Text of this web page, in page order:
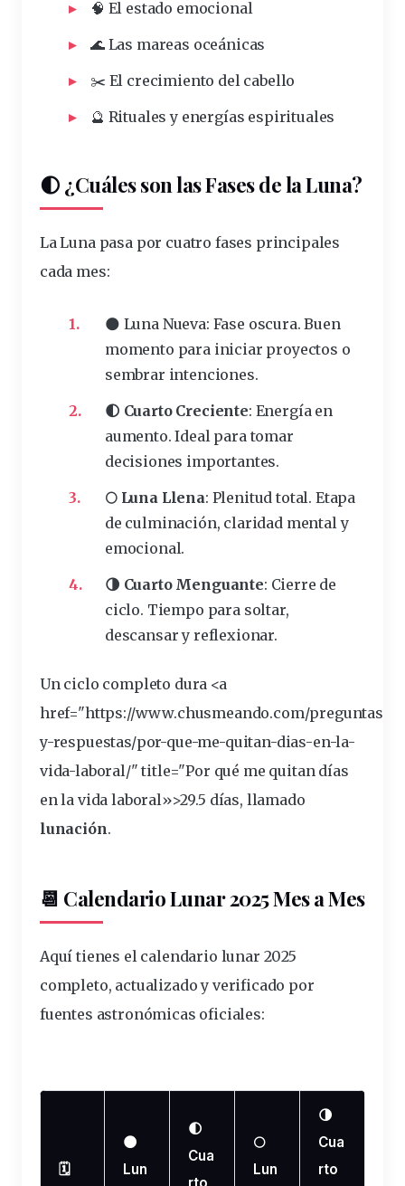
🧠 El estado emocional
🌊 Las mareas oceánicas
✂️ El crecimiento del cabello
🔮 Rituales y energías espirituales
🌓 ¿Cuáles son las Fases de la Luna?
La Luna pasa por cuatro fases principales
cada mes:
🌑 Luna Nueva: Fase oscura. Buen
momento para iniciar proyectos o
sembrar intenciones.
🌓 Cuarto Creciente: Energía en
aumento. Ideal para tomar
decisiones importantes.
🌕 Luna Llena: Plenitud total. Etapa
de culminación, claridad mental y
emocional.
🌗 Cuarto Menguante: Cierre de
ciclo. Tiempo para soltar,
descansar y reflexionar.
Un ciclo completo dura <a
href="https://www.chusmeando.com/preguntas-
y-respuestas/por-que-me-quitan-dias-en-la-
vida-laboral/" title="Por qué me quitan días
en la vida laboral»>29.5 días, llamado
lunación.
📆 Calendario Lunar 2025 Mes a Mes
Aquí tienes el calendario lunar 2025
completo, actualizado y verificado por
fuentes astronómicas oficiales:
🗓️
🌑
Lun
🌓
Cua
🌕
Lun
🌗
Cua
rto